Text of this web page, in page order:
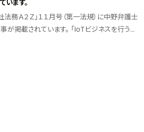
います。
法務Ａ２Ｚ」１１月号（第一法規）に中野弁護士
が掲載されています。 「IoTビジネスを行う際